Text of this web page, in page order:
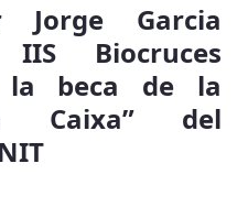
Jorge Garcia
Biocruces
la beca de la
Caixa” del